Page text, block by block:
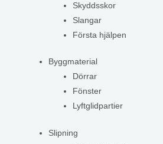
Skyddsskor
Slangar
Första hjälpen
Byggmaterial
Dörrar
Fönster
Lyftglidpartier
Slipning